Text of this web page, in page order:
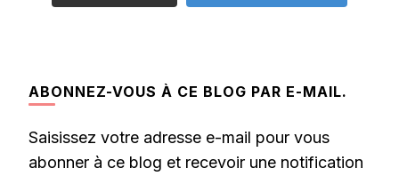
ABONNEZ-VOUS À CE BLOG PAR E-MAIL.
Saisissez votre adresse e-mail pour vous
abonner à ce blog et recevoir une notification